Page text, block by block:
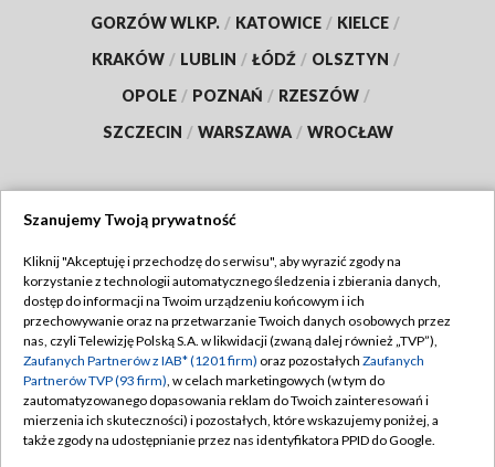
GORZÓW WLKP. / KATOWICE / KIELCE /
KRAKÓW / LUBLIN / ŁÓDŹ / OLSZTYN /
OPOLE / POZNAŃ / RZESZÓW /
SZCZECIN / WARSZAWA / WROCŁAW
TVP
Abonament TVP
Emisja w TVP
Centrum informacji TVP
Naziemna Telewizja Cyfrowa
Regulamin TVP
Polityka prywatności
Moje zgody
Pomoc
Szanujemy Twoją prywatność
Kliknij "Akceptuję i przechodzę do serwisu", aby wyrazić zgody na
korzystanie z technologii automatycznego śledzenia i zbierania danych,
dostęp do informacji na Twoim urządzeniu końcowym i ich
przechowywanie oraz na przetwarzanie Twoich danych osobowych przez
nas, czyli Telewizję Polską S.A. w likwidacji (zwaną dalej również „TVP”),
Zaufanych Partnerów z IAB* (1201 firm) oraz pozostałych Zaufanych
Partnerów TVP (93 firm), w celach marketingowych (w tym do
zautomatyzowanego dopasowania reklam do Twoich zainteresowań i
mierzenia ich skuteczności) i pozostałych, które wskazujemy poniżej, a
także zgody na udostępnianie przez nas identyfikatora PPID do Google.